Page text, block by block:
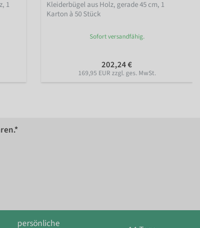
1
Kleiderbügel aus Holz, gerade 45 cm, 1
Karton à 50 Stück
Sofort versandfähig.
202,24 €
169,95 EUR zzgl. ges. MwSt.
persönliche